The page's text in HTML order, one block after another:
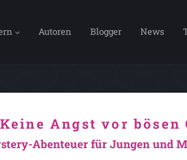
Autoren Blogger News
Angst vor bösen
Abenteuer für Jungen und